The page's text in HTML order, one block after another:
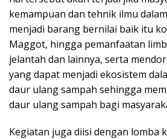
kemampuan dan tehnik ilmu
menjadi barang bernilai baik itu
Maggot, hingga pemanfaatan
jelantah dan lainnya, serta
yang dapat menjadi ekosistem
daur ulang sampah sehingga
daur ulang sampah bagi
Kegiatan juga diisi dengan lomba